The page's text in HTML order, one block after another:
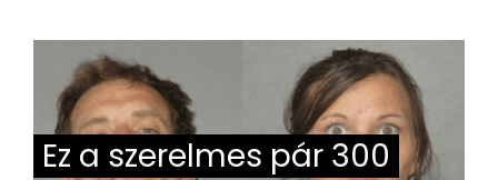
Ez a szerelmes pár 300